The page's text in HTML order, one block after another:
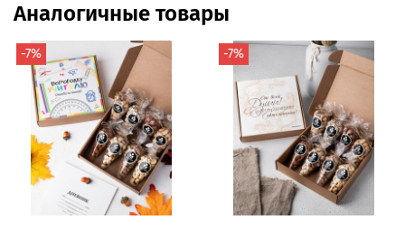
Аналогичные товары
-7% -7%